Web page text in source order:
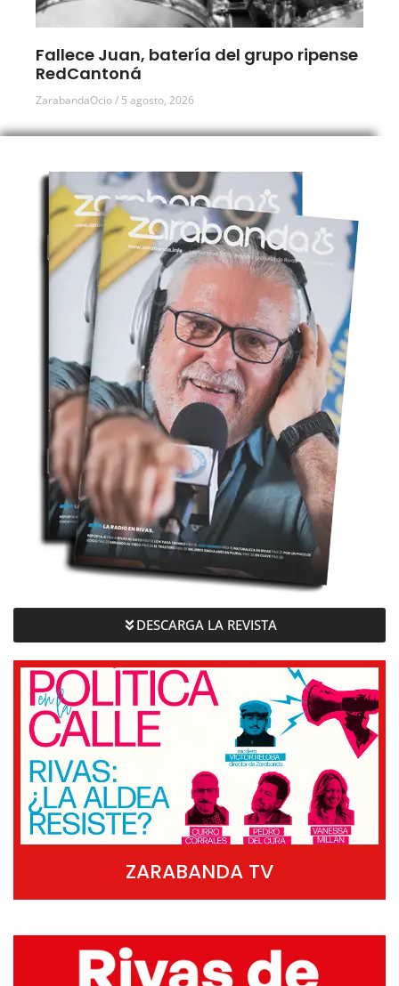
Fallece Juan, batería del grupo ripense
RedCantoná
ZarabandaOcio 5 agosto, 2026
DESCARGA LA REVISTA
ZARABANDA TV